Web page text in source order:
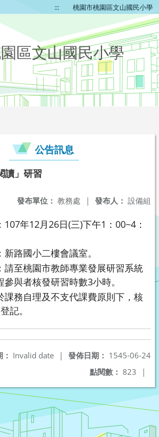
::: 桃園市桃園區文山國民小學
區文山國民小學
公告訊息
讀」研習
發布人： 設備組
發布單位： 教務處 |
107年12月26日(三)下午1：00~4：
路國小二樓會議室。
請至桃園市教師專業發展研習系統
與者核發研習時數3小時。
課務自理及不支代課費原則下，核
記。
發佈日期： 1545-06-24
Invalid date
|
點閱數： 823 |